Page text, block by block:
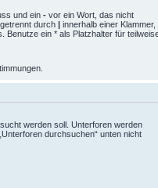
und ein - vor ein Wort, das nicht
durch | innerhalb einer Klammer,
Benutze ein * als Platzhalter für
werden soll. Unterforen werden
durchsuchen“ unten nicht